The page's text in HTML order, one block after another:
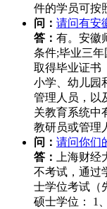
件的学员可按
问： 请问有安
答： 有。安徽
条件;毕业三
取得毕业证书
小学、幼儿园
管理人员，以
关教育系统中
教研员或管理
问： 请问你们
答：
上海财
不考试，通过
士学位考试（
硕士学位： 1